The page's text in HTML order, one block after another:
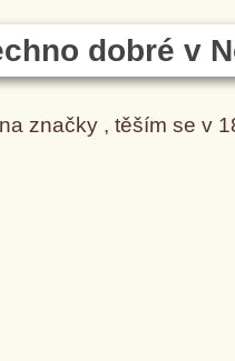
dobré v
značky , těším se v